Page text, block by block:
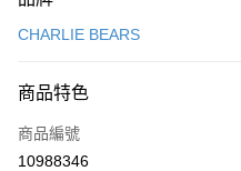
信用卡一次付款
運送方式
付款後全家取貨
CHARLIE BEARS
商品特色
商品編號
10988346